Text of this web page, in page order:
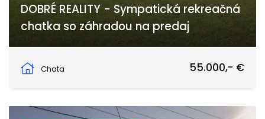
DOBRÉ REALITY - Sympatická rekreačná
chatka so záhradou na predaj
Chata
55.000,- €